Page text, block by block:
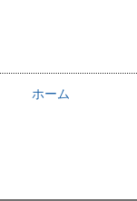
ホーム